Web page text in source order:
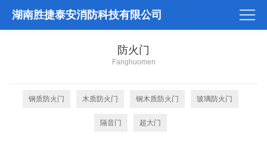
湖南胜捷泰安消防科技有限公司
防火门
Fanghuomen
钢质防火门 木质防火门 钢木质防火门 玻璃防火门
隔音门 超大门